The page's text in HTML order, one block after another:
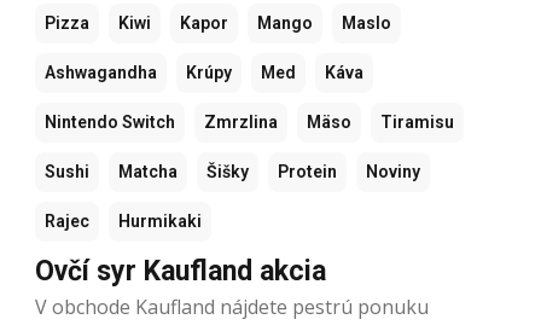
Pizza Kiwi Kapor Mango Maslo
Ashwagandha Krúpy Med Káva
Nintendo Switch Zmrzlina Mäso Tiramisu
Sushi Matcha Šišky Protein Noviny
Rajec Hurmikaki
Ovčí syr Kaufland akcia
V obchode Kaufland nájdete pestrú ponuku